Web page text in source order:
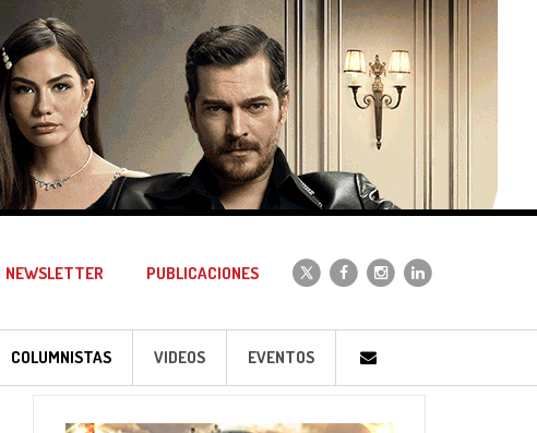
NEWSLETTER PUBLICACIONES
COLUMNISTAS VIDEOS EVENTOS